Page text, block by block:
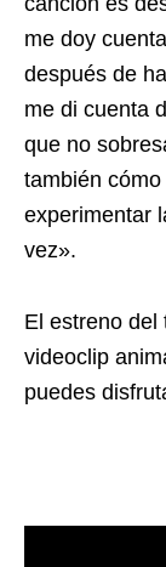
me doy
después de
me di cuenta
que no
también
experimentar
vez».
El estreno del
videoclip
puedes